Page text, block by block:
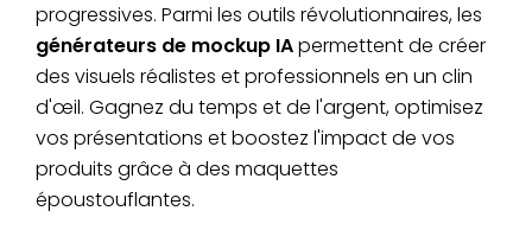
progressives. Parmi les outils révolutionnaires, les
générateurs de mockup IApermettent de créer
des visuels réalistes et professionnels en un clin
d'œil. Gagnez du temps et de l'argent, optimisez
vos présentations et boostez l'impact de vos
produits grâce à des maquettes
époustouflantes.